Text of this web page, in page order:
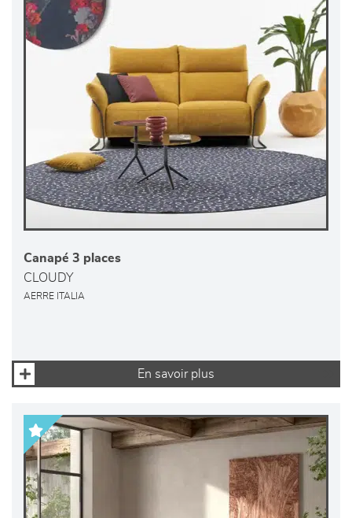
Canapé 3 places
CLOUDY
AERRE ITALIA
En savoir plus